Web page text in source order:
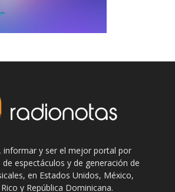
informar y ser el mejor portal por
espectáculos y de generación de
en Estados Unidos, México,
y República Dominicana.